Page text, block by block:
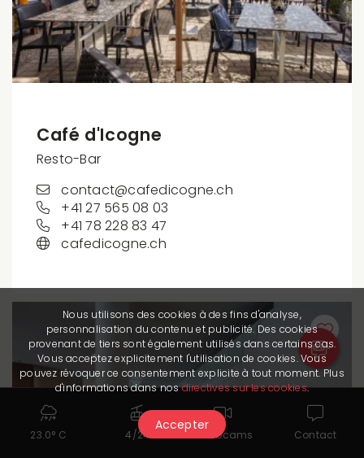
Café d'Icogne
Resto-Bar
contact@cafedicogne.ch
+41 27 565 08 03
+41 78 228 83 47
cafedicogne.ch
23.0° C 4/24 Webcams Contact
Nous utilisons des cookies à des fins d'analyse,
personnalisation du contenu et publicité. Des cookies
provenant de tiers sont également utilisés dans certains cas.
Vous acceptez explicitement l'utilisation de cookies. Vous
pouvez révoquer ce consentement explicite à tout moment. Plus
d'informations dans nosdirectives sur les cookies.
Accepter